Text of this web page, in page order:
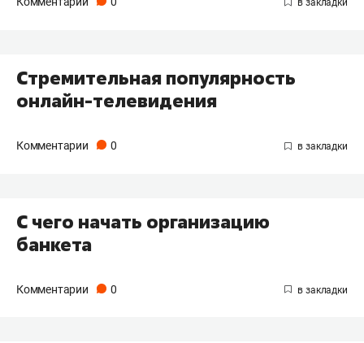
Стремительная популярность
онлайн-телевидения
Комментарии 0
С чего начать организацию
банкета
Комментарии 0